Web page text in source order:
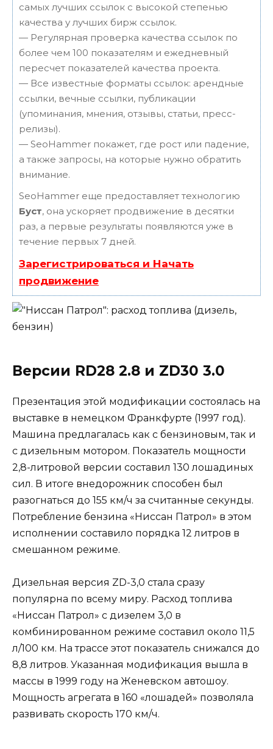
самых лучших ссылок с высокой степенью
качества у лучших бирж ссылок.
— Регулярная проверка качества ссылок по
более чем 100 показателям и ежедневный
пересчет показателей качества проекта.
— Все известные форматы ссылок: арендные
ссылки, вечные ссылки, публикации
(упоминания, мнения, отзывы, статьи, пресс-
релизы).
— SeoHammer покажет, где рост или падение,
а также запросы, на которые нужно обратить
внимание.
SeoHammer еще предоставляет технологию
Буст, она ускоряет продвижение в десятки
раз, а первые результаты появляются уже в
течение первых 7 дней.
Зарегистрироваться и Начать
продвижение
Версии RD28 2.8 и ZD30 3.0
Презентация этой модификации состоялась на
выставке в немецком Франкфурте (1997 год).
Машина предлагалась как с бензиновым, так и
с дизельным мотором. Показатель мощности
2,8-литровой версии составил 130 лошадиных
сил. В итоге внедорожник способен был
разогнаться до 155 км/ч за считанные секунды.
Потребление бензина «Ниссан Патрол» в этом
исполнении составило порядка 12 литров в
смешанном режиме.
Дизельная версия ZD-3,0 стала сразу
популярна по всему миру. Расход топлива
«Ниссан Патрол» с дизелем 3,0 в
комбинированном режиме составил около 11,5
л/100 км. На трассе этот показатель снижался до
8,8 литров. Указанная модификация вышла в
массы в 1999 году на Женевском автошоу.
Мощность агрегата в 160 «лошадей» позволяла
развивать скорость 170 км/ч.